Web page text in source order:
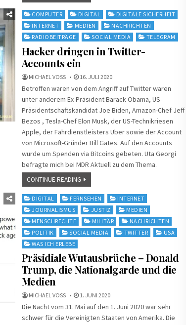
Posted
in
COMPUTER DIGITAL
DIGITALE SICHERHEIT
INTERNET
MEDIEN
NACHRICHTEN
RADIOBEITRÄGE
SOCIAL MEDIA TELEGRAM
Hacker dringen in Twitter-
Accounts ein
MICHAEL VOSS 16. JULI 2020
Betroffen waren von dem Angriff auf Twitter waren
unter anderem Ex-Präsident Barack Obama, US-
Präsidentschaftskandidat Joe Biden, Amazon-Chef Jeff
Bezos , Tesla-Chef Elon Musk, der US-Technikriesen
Apple, der Fahrdienstleisters Uber sowie der Account
von Microsoft-Gründer Bill Gates. Auf den Accounts
wurde um Spenden via Bitcoins gebeten. Uta Georgi
befragte mich bei MDR Aktuell zu dem Thema.
CONTINUE READING
Posted
in
DIGITAL FERNSEHEN
INTERNET
JOURNALISMUS
JUSTIZ
MEDIEN
MENSCHRECHTE
MILITÄR
NACHRICHTEN
POLITIK
SOCIAL MEDIA TWITTER
USA
WAS ICH ERLEBE
Präsidiale Wutausbrüche – Donald
Trump, die Nationalgarde und die
Medien
MICHAEL VOSS 1. JUNI 2020
Die Nacht vom 31. Mai auf den 1. Juni 2020 war sehr
schwer für die Vereinigten Staaten von Amerika. Die